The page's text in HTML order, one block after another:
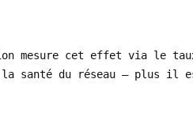
mesure cet effet via le
la santé du réseau — plus